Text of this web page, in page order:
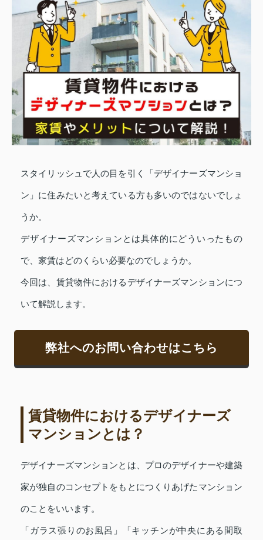
スタイリッシュで人の目を引く「デザイナーズマンショ
ン」に住みたいと考えている方も多いのではないでしょ
うか。
デザイナーズマンションとは具体的にどういったもの
で、家賃はどのくらい必要なのでしょうか。
今回は、賃貸物件におけるデザイナーズマンションにつ
いて解説します。
弊社へのお問い合わせはこちら
賃貸物件におけるデザイナーズ
マンションとは？
デザイナーズマンションとは、プロのデザイナーや建築
家が独自のコンセプトをもとにつくりあげたマンション
のことをいいます。
「ガラス張りのお風呂」「キッチンが中央にある間取